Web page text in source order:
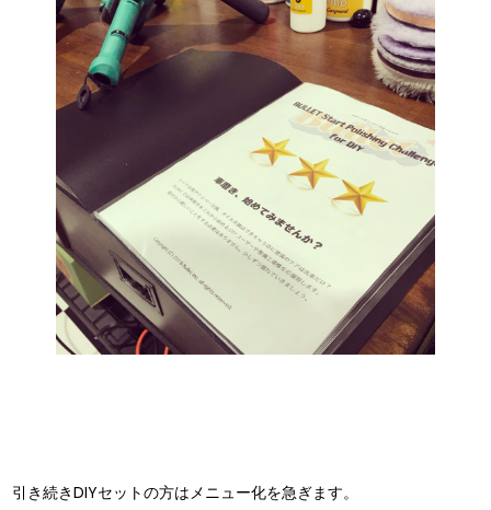
引き続きDIYセットの方はメニュー化を急ぎます。